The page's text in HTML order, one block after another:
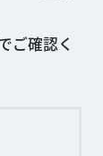
ご確認く